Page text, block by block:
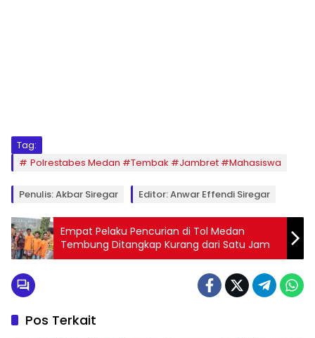
Tag:
Polrestabes Medan #Tembak #Jambret #Mahasiswa
Penulis: Akbar Siregar Editor: Anwar Effendi Siregar
Empat Pelaku Pencurian di Tol Medan
Tembung Ditangkap Kurang dari Satu Jam
Pos Terkait